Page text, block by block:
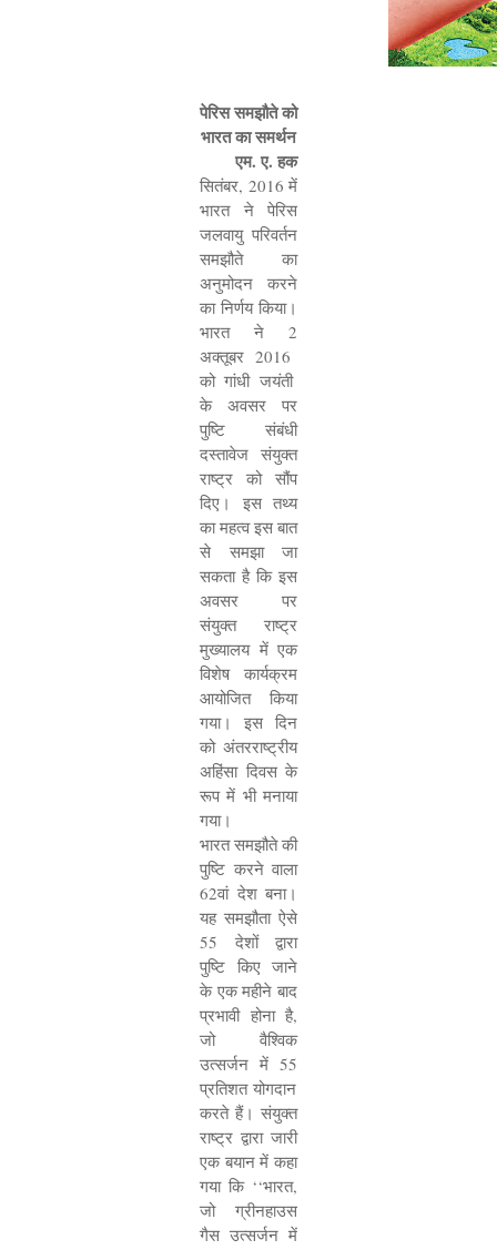
पेरिस समझौते को
भारत का समर्थन
एम. ए. हक
सितंबर, 2016 में
भारत ने पेरिस
जलवायु परिवर्तन
समझौते का
अनुमोदन करने
का निर्णय किया।
भारत ने 2
अक्तूबर 2016
को गांधी जयंती
के अवसर पर
पुष्टि संबंधी
दस्तावेज संयुक्त
राष्ट्र को सौंप
दिए। इस तथ्य
का महत्व इस बात
से समझा जा
सकता है कि इस
अवसर पर
संयुक्त राष्ट्र
मुख्यालय में एक
विशेष कार्यक्रम
आयोजित किया
गया। इस दिन
को अंतरराष्ट्रीय
अहिंसा दिवस के
रूप में भी मनाया
गया।
भारत समझौते की
पुष्टि करने वाला
62वां देश बना।
यह समझौता ऐसे
55 देशों द्वारा
पुष्टि किए जाने
के एक महीने बाद
प्रभावी होना है,
जो वैश्विक
उत्सर्जन में 55
प्रतिशत योगदान
करते हैं। संयुक्त
राष्ट्र द्वारा जारी
एक बयान में कहा
गया कि ‘‘भारत,
जो ग्रीनहाउस
गैस उत्सर्जन में